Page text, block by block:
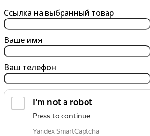
Ссылка на выбранный товар
Ваше имя
Ваш телефон
Я согласен наобработку персональных данных